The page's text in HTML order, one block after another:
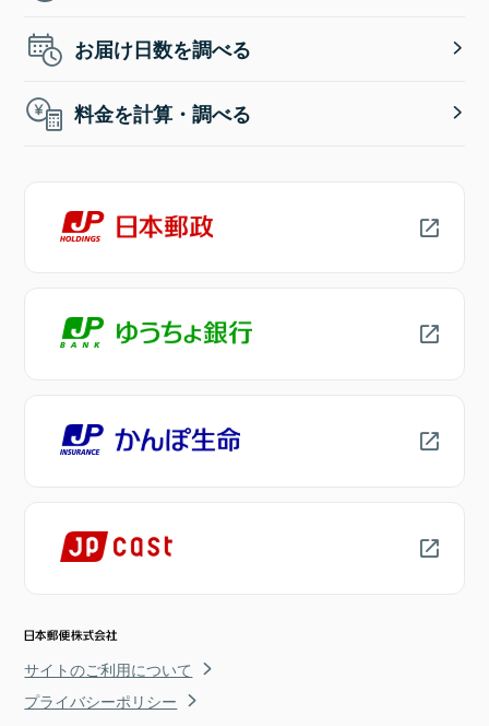
お届け日数を調べる
料金を計算・調べる
サイトのご利用について
プライバシーポリシー